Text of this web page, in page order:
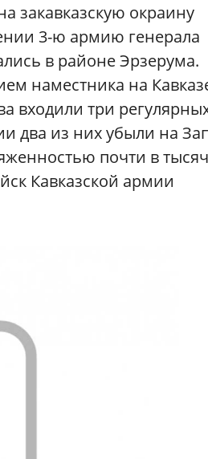
закавказскую окраину
3-ю армию генерала
в районе Эрзерума.
наместника на
входили три
два из них убыли на
почти в
Кавказской армии